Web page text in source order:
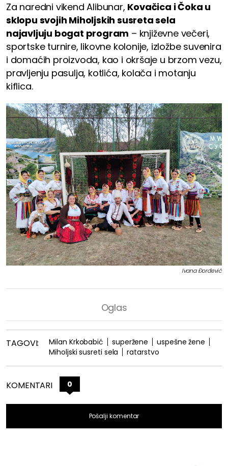
Za naredni vikend Alibunar, Kovačica i Čoka u
sklopu svojih Miholjskih susreta sela
najavljuju bogat program – književne večeri,
sportske turnire, likovne kolonije, izložbe suvenira
i domaćih proizvoda, kao i okršaje u brzom vezu,
pravljenju pasulja, kotlića, kolača i motanju
kiflica.
Ivana Đorđević
TAGOVI: Milan Krkobabić superžene
uspešne žene
Miholjski susreti sela
ratarstvo
KOMENTARI 0
Pošalji komentar